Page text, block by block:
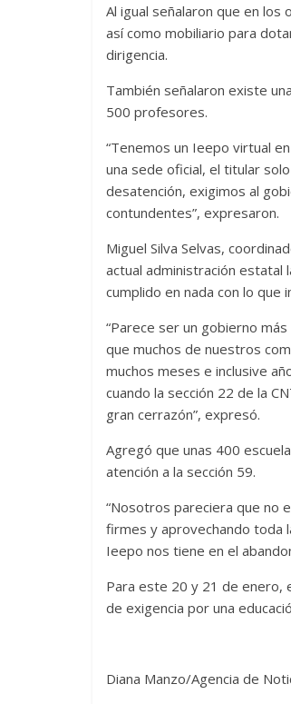
Al igual señalaron que en los
así como mobiliario para
dirigencia.
También señalaron existe
500 profesores.
“Tenemos un Ieepo virtual
una sede oficial, el titular
desatención, exigimos al
contundentes”, expresaron.
Miguel Silva Selvas,
actual administración estatal
cumplido en nada con lo que
“Parece ser un gobierno
que muchos de nuestros
muchos meses e inclusive
cuando la sección 22 de la
gran cerrazón”, expresó.
Agregó que unas 400
atención a la sección 59.
“Nosotros pareciera que no
firmes y aprovechando toda
Ieepo nos tiene en el
Para este 20 y 21 de enero,
de exigencia por una
Diana Manzo/Agencia de